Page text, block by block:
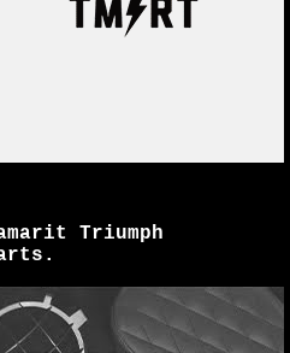
Triumph